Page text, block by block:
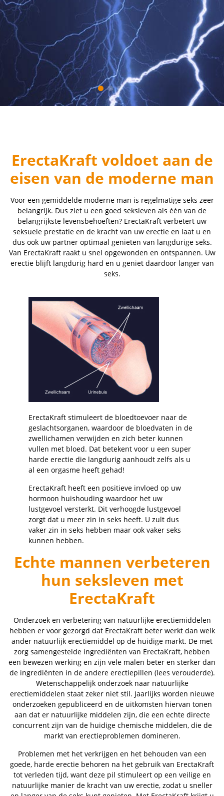
ErectaKraft voldoet aan de
eisen van de moderne man
Voor een gemiddelde moderne man is regelmatige seks zeer
belangrijk. Dus ziet u een goed seksleven als één van de
belangrijkste levensbehoeften? ErectaKraft verbetert uw
seksuele prestatie en de kracht van uw erectie en laat u en
dus ook uw partner optimaal genieten van langdurige seks.
Van ErectaKraft raakt u snel opgewonden en ontspannen. Uw
erectie blijft langdurig hard en u geniet daardoor langer van
seks.
ErectaKraft stimuleert de bloedtoevoer naar de
geslachtsorganen, waardoor de bloedvaten in de
zwellichamen verwijden en zich beter kunnen
vullen met bloed. Dat betekent voor u een super
harde erectie die langdurig aanhoudt zelfs als u
al een orgasme heeft gehad!
ErectaKraft heeft een positieve invloed op uw
hormoon huishouding waardoor het uw
lustgevoel versterkt. Dit verhoogde lustgevoel
zorgt dat u meer zin in seks heeft. U zult dus
vaker zin in seks hebben maar ook vaker seks
kunnen hebben.
Echte mannen verbeteren
hun seksleven met
ErectaKraft
Onderzoek en verbetering van natuurlijke erectiemiddelen
hebben er voor gezorgd dat ErectaKraft beter werkt dan welk
ander natuurlijk erectiemiddel op de huidige markt. De met
zorg samengestelde ingrediënten van ErectaKraft, hebben
een bewezen werking en zijn vele malen beter en sterker dan
de ingrediënten in de andere erectiepillen (lees verouderde).
Wetenschappelijk onderzoek naar natuurlijke
erectiemiddelen staat zeker niet stil. Jaarlijks worden nieuwe
onderzoeken gepubliceerd en de uitkomsten hiervan tonen
aan dat er natuurlijke middelen zijn, die een echte directe
concurrent zijn van de huidige chemische middelen, die de
markt van erectieproblemen domineren.
Problemen met het verkrijgen en het behouden van een
goede, harde erectie behoren na het gebruik van ErectaKraft
tot verleden tijd, want deze pil stimuleert op een veilige en
natuurlijke manier de kracht van uw erectie, zodat u sneller